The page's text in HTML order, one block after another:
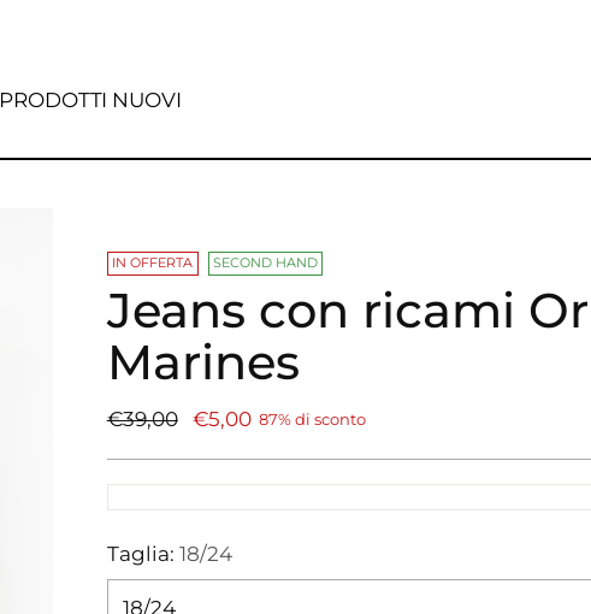
PRODOTTI NUOVI
IN OFFERTA SECOND HAND
Jeans con ricami
Marines
Prezzo
€39,00 €5,00 87% di sconto
Taglia: 18/24